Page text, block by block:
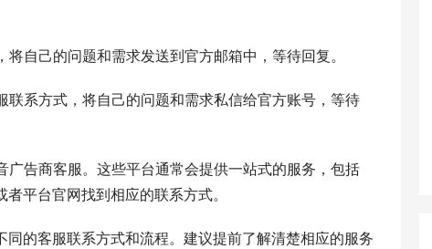
自己的问题和需求发送到官方邮箱中，等待回复。
系方式，将自己的问题和需求私信给官方账号，等待
告商客服。这些平台通常会提供一站式的服务，包括
平台官网找到相应的联系方式。
的客服联系方式和流程。建议提前了解清楚相应的服务